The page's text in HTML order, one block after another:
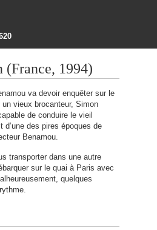
(France, 1994)
va devoir enquêter sur le
un vieux brocanteur, Simon
de conduire le vieil
d’une des pires époques de
Benamou.
transporter dans une autre
sur le quai à Paris avec
quelques